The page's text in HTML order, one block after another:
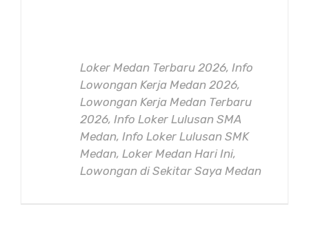
Loker Medan Terbaru 2026, Info
Lowongan Kerja Medan 2026,
Lowongan Kerja Medan Terbaru
2026, Info Loker Lulusan SMA
Medan, Info Loker Lulusan SMK
Medan, Loker Medan Hari Ini,
Lowongan di Sekitar Saya Medan